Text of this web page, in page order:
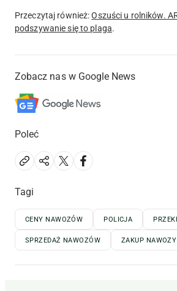
Przeczytaj również:Oszuści u rolników.
podszywanie się to plaga.
Zobacz nas w Google News
Poleć
Tagi
CENY NAWOZÓW POLICJA
SPRZEDAŻ NAWOZÓW ZAKUP NAWOZY